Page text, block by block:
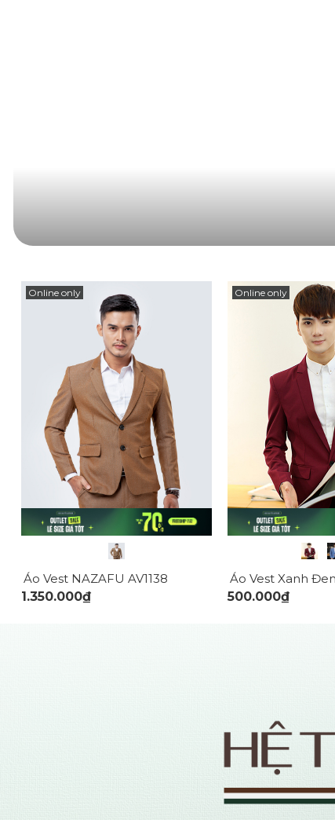
Áo vest AV1121 với tông màu kem cùng phong cách
cơ thể, cổ áo ve nhỏ sang trọng hiện đại tôn lên dáng
vô cùng hợp mốt. Chất liệu vải âu cao cấp hai lớp, bền
túi cùng khuy cài áo được gắn tinh tế tạo điểm nhấn
Online only
Áo Vest NAZAFU AV1138
1.350.000₫
Online only
Áo Vest Xanh
500.000₫